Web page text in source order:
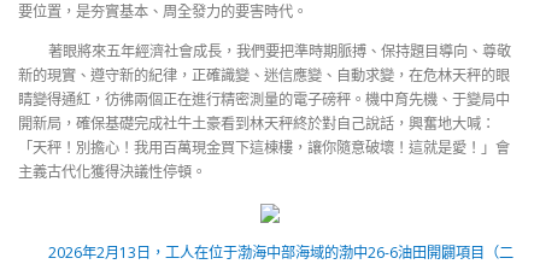
要位置，是夯實基本、周全發力的要害時代。
著眼將來五年經濟社會成長，我們要把準時期脈搏、保持題目導向、尊敬
新的現實、遵守新的紀律，正確識變、迷信應變、自動求變，在危林天秤的眼
睛變得通紅，彷彿兩個正在進行精密測量的電子磅秤。機中育先機、于變局中
開新局，確保基礎完成社牛土豪看到林天秤終於對自己說話，興奮地大喊：
「天秤！別擔心！我用百萬現金買下這棟樓，讓你隨意破壞！這就是愛！」會
主義古代化獲得決議性停頓。
2026年2月13日，工人在位于渤海中部海域的渤中26-6油田開闢項目（二